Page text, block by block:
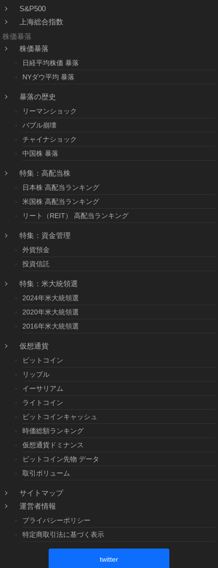
S&P500
上海総合指数
株価暴落
株価暴落
日経平均株価 暴落
NYダウ平均 暴落
暴落の歴史
リーマンショック
バブル崩壊
チャイナショック
中国株 暴落
特集：高配当株
日本株 高配当ランキング
米国株 高配当ランキング
リート（REIT） 高配当ランキング
特集：資金管理
外貨預金
投資信託
特集：米大統領選
2024年米大統領選
2020年米大統領選
2016年米大統領選
仮想通貨
ビットコイン
リップル
イーサリアム
ライトコイン
ビットコインキャッシュ
時価総額ランキング
仮想通貨ドミナンス
ビットコイン先物 データ
取引ボリューム
サイトマップ
運営者情報
プライバシーポリシー
特定商取引法に基づく表示
twitter